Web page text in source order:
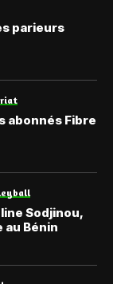
parieurs
Sodjinou,
au Bénin